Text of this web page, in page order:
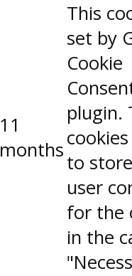
11
months
This
set by
Cookie
plugin.
to
user
for the
in the